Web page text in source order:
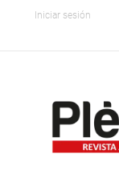
Iniciar sesión